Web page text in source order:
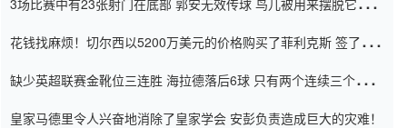
3场比赛中有23张射门在底部 郭安无效传球 鸟儿被用来摆脱它
花钱找麻烦！切尔西以5200万美元的价格购买了菲利克斯 签了7年
缺少英超联赛金靴位三连胜 海拉德落后6球 只有两个连续三个连续
皇家马德里令人兴奋地消除了皇家学会 安彭负责造成巨大的灾难！